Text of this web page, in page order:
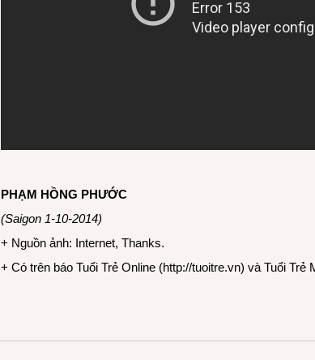
PHẠM HỒNG PHƯỚC
(Saigon 1-10-2014)
+ Nguồn ảnh: Internet, Thanks.
+ Có trên báo Tuổi Trẻ Online (http://tuoitre.vn) và Tuổi Trẻ